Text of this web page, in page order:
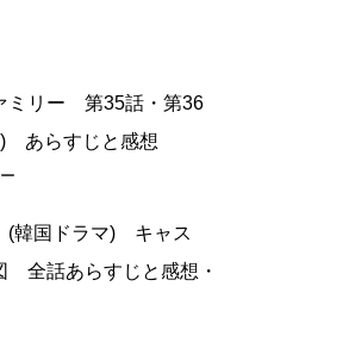
ミリー 第35話・第36
) あらすじと感想
韓国ドラマ) キャス
全話あらすじと感想・